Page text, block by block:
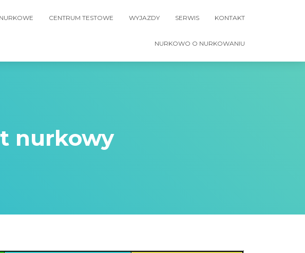
CENTRUM TESTOWE WYJAZDY SERWIS KONTAKT
NURKOWO O NURKOWANIU
nurkowy